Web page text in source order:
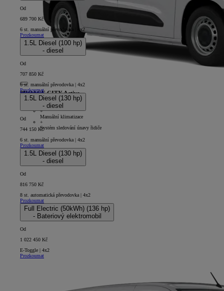
PROACE CITY Active
5D - Panel Van Short
+
Manuální klimatizace
+
Systém sledování únavy řidiče
Od
689 700 Kč
6 st. manuální převodovka | 4x2
Prozkoumat
1.5L Diesel (100 hp)
- diesel
Od
707 850 Kč
6 st. manuální převodovka | 4x2
Prozkoumat
1.5L Diesel (130 hp)
- diesel
Od
744 150 Kč
6 st. manuální převodovka | 4x2
Prozkoumat
1.5L Diesel (130 hp)
- diesel
Od
816 750 Kč
8 st. automatická převodovka | 4x2
Prozkoumat
Full Electric (50kWh) (136 hp)
- Bateriový elektromobil
Od
1 022 450 Kč
E-Toggle | 4x2
Prozkoumat